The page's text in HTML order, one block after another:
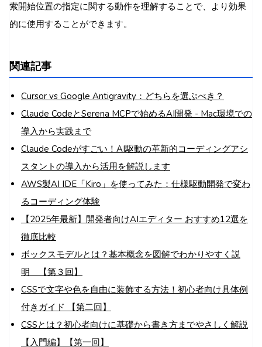
索開始位置の指定に関する動作を理解することで、より効果
的に使用することができます。
関連記事
Cursor vs Google Antigravity：どちらを選ぶべき？
Claude CodeとSerena MCPで始めるAI開発 - Mac環境での
導入から実践まで
Claude Codeがすごい！AI駆動の革新的コーディングアシ
スタントの導入から活用を解説します
AWS製AI IDE「Kiro」を使ってみた：仕様駆動開発で変わ
るコーディング体験
【2025年最新】開発者向けAIエディター おすすめ12選を
徹底比較
ボックスモデルとは？基本概念を図解でわかりやすく説
明 【第３回】
CSSで文字や色を自由に装飾する方法！初心者向け具体例
付きガイド 【第二回】
CSSとは？初心者向けに基礎から書き方までやさしく解説
【入門編】【第一回】